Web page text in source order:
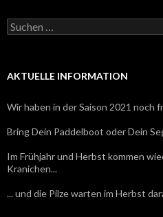
S
u
e
a
h
AKTUELLE INFORMATION
Wir haben in der Saison 2021 noch
Bring Dein Paddelboot oder Dein
Im Frühjahr und Herbst kommen
Kranichen...
... und die Pilze warten im Herbst